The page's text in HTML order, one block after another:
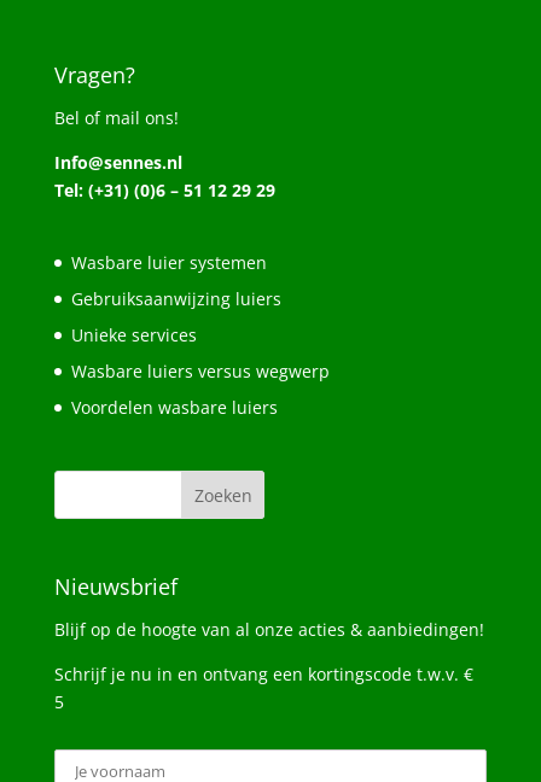
Vragen?
Bel of mail ons!
Info@sennes.nl
Tel: (+31) (0)6 – 51 12 29 29
Wasbare luier systemen
Gebruiksaanwijzing luiers
Unieke services
Wasbare luiers versus wegwerp
Voordelen wasbare luiers
Nieuwsbrief
Blijf op de hoogte van al onze acties & aanbiedingen!
Schrijf je nu in en ontvang een kortingscode t.w.v. €
5